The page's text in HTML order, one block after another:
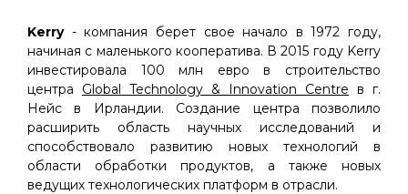
Kerry- компания берет свое начало в 1972 году,
начиная с маленького кооператива. В 2015 году Kerry
инвестировала 100 млн евро в строительство
центра Global Technology & Innovation Centre в г.
Нейс в Ирландии. Создание центра позволило
расширить область научных исследований и
способствовало развитию новых технологий в
области обработки продуктов, а также новых
ведущих технологических платформ в отрасли.